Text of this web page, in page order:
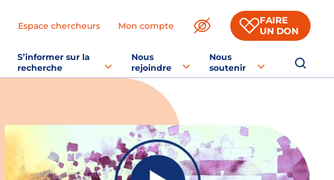
Espace chercheurs Mon compte
FAIRE
UN DON
S’informer sur la
recherche
Nous
rejoindre
Nous
soutenir